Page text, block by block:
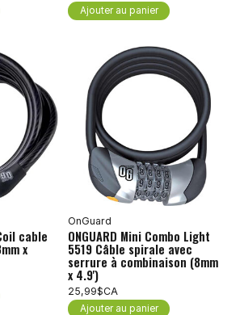
Ajouter au panier
cable
x
OnGuard
ONGUARD Mini Combo Light
5519 Câble spirale avec
serrure à combinaison (8mm
x 4.9')
25,99$CA
Ajouter au panier